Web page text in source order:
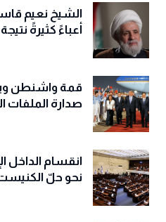
الشيخ نعيم
أعباءً كثيرةً
قمة واشنطن
صدارة الملفات
انقسام الداخل
نحو حلّ